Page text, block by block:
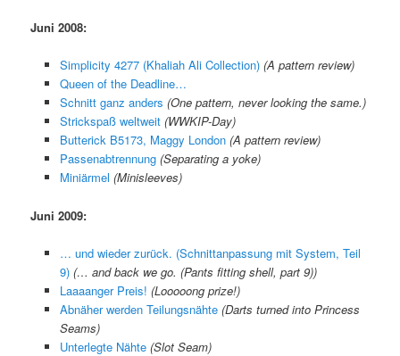
Juni 2008:
Simplicity 4277 (Khaliah Ali Collection) (A pattern review)
Queen of the Deadline…
Schnitt ganz anders (One pattern, never looking the same.)
Strickspaß weltweit (WWKIP-Day)
Butterick B5173, Maggy London (A pattern review)
Passenabtrennung (Separating a yoke)
Miniärmel (Minisleeves)
Juni 2009:
… und wieder zurück. (Schnittanpassung mit System, Teil
9) (… and back we go. (Pants fitting shell, part 9))
Laaaanger Preis! (Looooong prize!)
Abnäher werden Teilungsnähte (Darts turned into Princess
Seams)
Unterlegte Nähte (Slot Seam)